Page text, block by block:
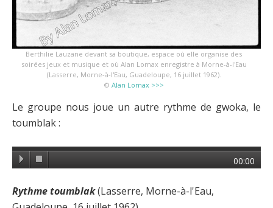
Berthilie Lauzane devant sa boutique, espace où elle organise des
soirées jeux et musique et où Alan Lomax enregistre à Morne-à-l'Eau
(Lasserre, Morne-à-l'Eau, Guadeloupe, 16 juillet 1962).
© Alan Lomax >>>
Le groupe nous joue un autre rythme de gwoka, le
toumblak :
00:00
Rythme toumblak(Lasserre, Morne-à-l'Eau,